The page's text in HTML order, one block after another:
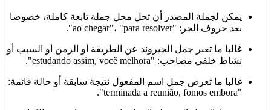
يمكن لجملة المصدر أن تحل محل جملة تابعة كاملة، خصوصا
بعد حروف الجر: "ao chegar"، "para resolver".
غالبا ما تعبر جمل الجيروند عن الطريقة أو الزمن أو السبب أو
نشاط خلفي مصاحب: "estudando assim, você melhora".
غالبا ما تعرض جمل اسم المفعول نتيجة سابقة أو حالة قائمة:
"terminada a reunião, fomos embora".